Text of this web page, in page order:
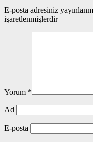
E-posta adresiniz
işaretlenmişlerdir
Yorum *
Ad
E-posta